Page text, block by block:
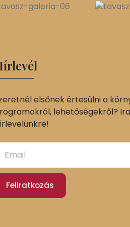
elsőnek értesülni a
lehetőségekről?
Feliratkozás